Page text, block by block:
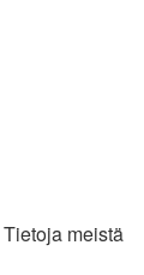
Tietoja meistä